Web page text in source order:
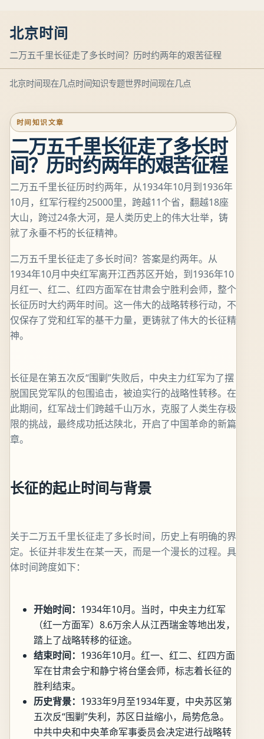
北京时间
二万五千里长征走了多长时间？历时约两年的艰苦征程
北京时间现在几点时间知识专题世界时间现在几点
时间知识文章
二万五千里长征走了多长时
间？历时约两年的艰苦征程
二万五千里长征历时约两年，从1934年10月到1936年
10月，红军行程约25000里，跨越11个省，翻越18座
大山，跨过24条大河，是人类历史上的伟大壮举，铸
就了永垂不朽的长征精神。
二万五千里长征走了多长时间？答案是约两年。从
1934年10月中央红军离开江西苏区开始，到1936年10
月红一、红二、红四方面军在甘肃会宁胜利会师，整个
长征历时大约两年时间。这一伟大的战略转移行动，不
仅保存了党和红军的基干力量，更铸就了伟大的长征精
神。
长征是在第五次反“围剿”失败后，中央主力红军为了摆
脱国民党军队的包围追击，被迫实行的战略性转移。在
此期间，红军战士们跨越千山万水，克服了人类生存极
限的挑战，最终成功抵达陕北，开启了中国革命的新篇
章。
长征的起止时间与背景
关于二万五千里长征走了多长时间，历史上有明确的界
定。长征并非发生在某一天，而是一个漫长的过程。具
体时间跨度如下：
开始时间： 1934年10月。当时，中央主力红军
（红一方面军）8.6万余人从江西瑞金等地出发，
踏上了战略转移的征途。
结束时间： 1936年10月。红一、红二、红四方面
军在甘肃会宁和静宁将台堡会师，标志着长征的
胜利结束。
历史背景： 1933年9月至1934年夏，中央苏区第
五次反“围剿”失利，苏区日益缩小，局势危急。
中共中央和中央革命军事委员会决定进行战略转